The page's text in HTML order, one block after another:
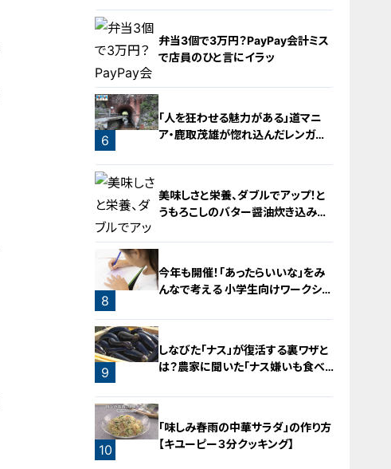
5
弁当3個で3万円？PayPay会計ミス
で店員のひと言にイラッ
6
「人を狂わせる魅力がある」道マニ
ア・鹿取茂雄が惚れ込んだレンガの
7
美味しさと栄養、ダブルでアップ！と
うもろこしのバター醤油炊き込みご
8
今年も開催！「あったらいいな」をみ
んなで考える 小学生向けワークショ
9
しなびた「ナス」が復活する裏ワザと
は？農家に聞いた「ナス嫌いも食べ
10
「味しみ春雨の中華サラダ」の作り方
【キユーピー３分クッキング】